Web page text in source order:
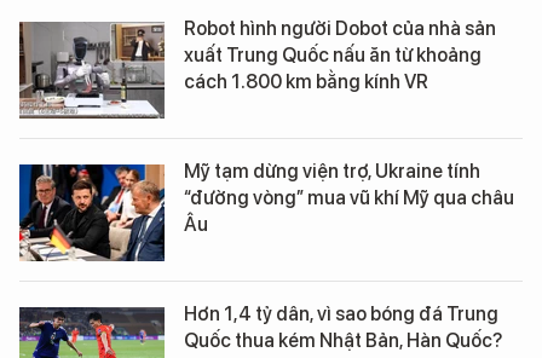
Robot hình người Dobot của nhà sản
xuất Trung Quốc nấu ăn từ khoảng
cách 1.800 km bằng kính VR
Mỹ tạm dừng viện trợ, Ukraine tính
“đường vòng” mua vũ khí Mỹ qua châu
Âu
Hơn 1,4 tỷ dân, vì sao bóng đá Trung
Quốc thua kém Nhật Bản, Hàn Quốc?